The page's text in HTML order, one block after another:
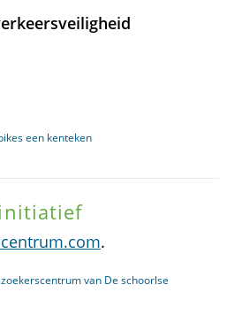
een kenteken
.
van De schoorlse